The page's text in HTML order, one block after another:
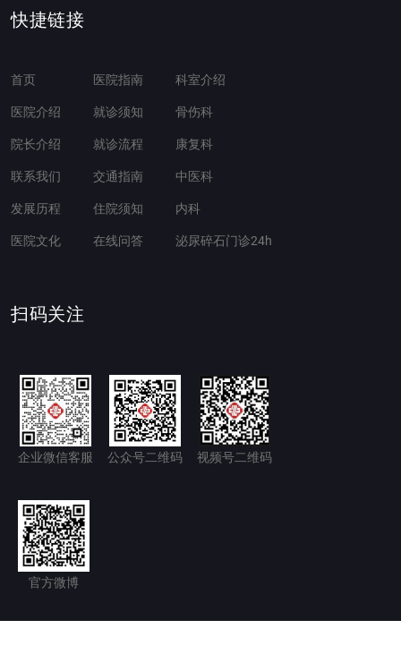
快捷链接
首页
医院介绍
院长介绍
联系我们
发展历程
医院文化
医院指南
就诊须知
就诊流程
交通指南
住院须知
在线问答
科室介绍
骨伤科
康复科
中医科
内科
泌尿碎石门诊24h
扫码关注
企业微信客服 公众号二维码 视频号二维码
官方微博